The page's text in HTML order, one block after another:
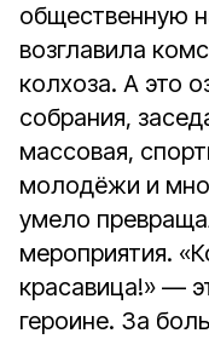
общественную
возглавила
колхоза. А это
собрания,
массовая,
молодёжи и
умело
мероприятия.
красавица!» —
героине. За